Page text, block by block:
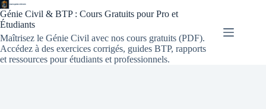
Génie Civil & BTP : Cours Gratuits pour Pro et
Étudiants
Maîtrisez le Génie Civil avec nos cours gratuits (PDF).
Accédez à des exercices corrigés, guides BTP, rapports
et ressources pour étudiants et professionnels.